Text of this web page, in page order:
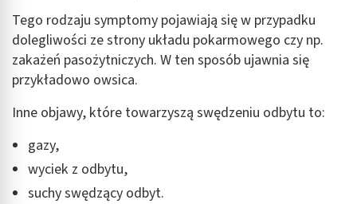
Tego rodzaju symptomy pojawiają się w przypadku
dolegliwości ze strony układu pokarmowego czy np.
zakażeń pasożytniczych. W ten sposób ujawnia się
przykładowo owsica.
Inne objawy, które towarzyszą swędzeniu odbytu to:
gazy,
wyciek z odbytu,
suchy swędzący odbyt.